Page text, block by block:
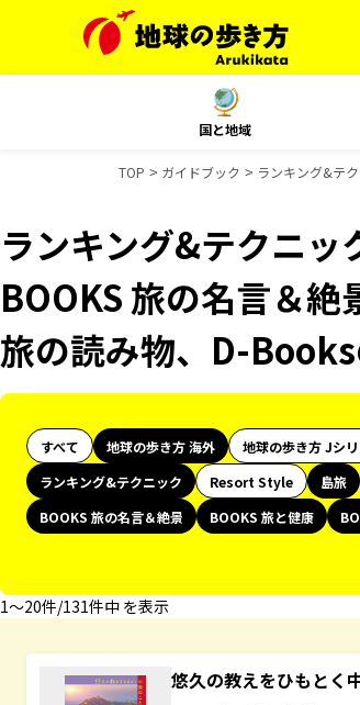
国と地域
TOP ガイドブック ランキング&テ
ランキング&テクニッ
BOOKS 旅の名言＆
旅の読み物、D-
すべて 地球の歩き方 海外 地球の歩き方 Jシリ
ランキング&テクニック
Resort Style 島旅
BOOKS 旅の名言＆絶景
BOOKS 旅と健康
1〜20件/131件中 を表示
悠久の教えをひもとく